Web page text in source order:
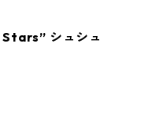
シュシュ